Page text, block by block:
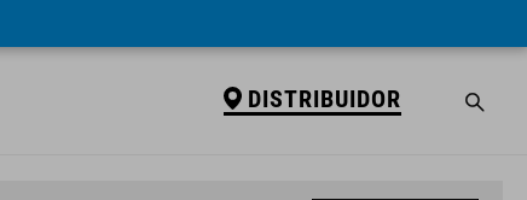
DISTRIBUIDOR